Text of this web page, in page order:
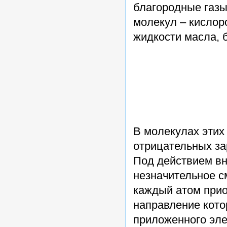
благородные
молекул –
жидкости масла,
В молекулах
отрицательных
Под действием
незначительное
каждый атом
направление
приложенного